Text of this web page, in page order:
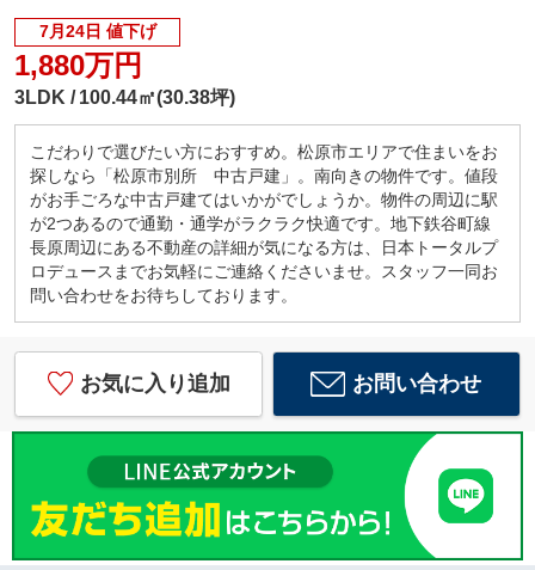
7月24日 値下げ
1,880万円
3LDK 100.44㎡(30.38坪)
こだわりで選びたい方におすすめ。松原市エリアで住まいをお
探しなら「松原市別所 中古戸建」。南向きの物件です。値段
がお手ごろな中古戸建てはいかがでしょうか。物件の周辺に駅
が2つあるので通勤・通学がラクラク快適です。地下鉄谷町線
長原周辺にある不動産の詳細が気になる方は、日本トータルプ
ロデュースまでお気軽にご連絡くださいませ。スタッフ一同お
問い合わせをお待ちしております。
お気に入り追加 お問い合わせ